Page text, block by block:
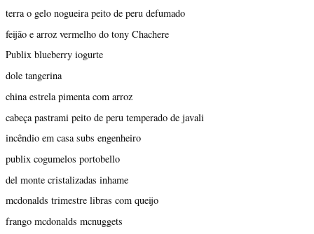
terra o gelo nogueira peito de peru defumado
feijão e arroz vermelho do tony Chachere
Publix blueberry iogurte
dole tangerina
china estrela pimenta com arroz
cabeça pastrami peito de peru temperado de javali
incêndio em casa subs engenheiro
publix cogumelos portobello
del monte cristalizadas inhame
mcdonalds trimestre libras com queijo
frango mcdonalds mcnuggets